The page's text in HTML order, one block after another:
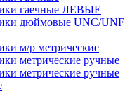
гаечные ЛЕВЫЕ
дюймовые UNC/UNF
м/р метрические
метрические ручные
метрические ручные